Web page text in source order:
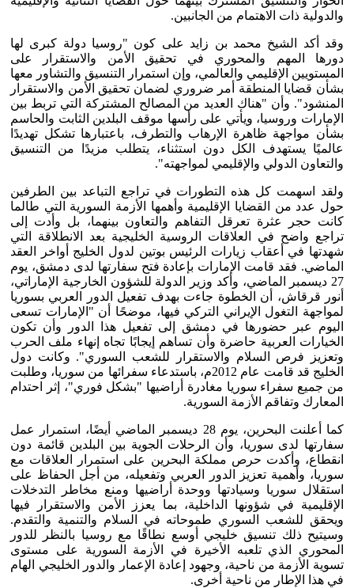
والدولية ذات الاهتمام من الجانبين.
وقد أكد الشيخ محمد بن زايد على كون "روسيا دولة كبرى لها
دورها المهم والمحوري في تحقيق الأمن والاستقرار على
المستويين الإقليمي والعالمي، وإن استمرار التنسيق والتشاور معها
بشأن قضايا المنطقة أمر ضروري لضمان تحقيق الأمن والاستقرار
المنشود". وأن "هناك العديد من المصالح المشتركة التي تربط بين
الإمارات وروسيا، ويأتي على رأسها موقف البلدين الثابت والحاسم
بشأن مواجهة ظاهرة الإرهاب والتطرف، باعتبارها تشكل تهديدًا
عالميًا يستهدف الكل دون استثناء، يتطلب مزيدًا من التنسيق
والتعاون الدولي والإقليمي لمواجهته".
ولقد اسهمت كل هذه التطورات في تراجع التباعد بين الطرفين
حول عدد من القضايا الإقليمية وأهمها الأزمة السورية التي طالما
كانت حجر عثرة تعرقل التفاهم والتعاون بينهما، بل وأدت إلى
تراجع واضح في العلاقات الروسية الخليجية بعد الانطلاقة التي
شهدتها في أعقاب زيارات الرئيس بوتين لدول الخليج أواخر العقد
الماضي. فقد قامت الإمارات بإعادة فتح سفارتها لدى دمشق، يوم
27 ديسمبر الماضي، وأكد وزير الدولة للشؤون الخارجية الإماراتي،
أنور قرقاش، أن الخطوة جاءت بهدف تفعيل الدور العربي بسوريا
لمواجهة التغول الإيراني التركي فيها، موضحًا أن "الإمارات تسعى
اليوم عبر حضورها في دمشق إلى تفعيل هذا الدور وأن تكون
الخيارات العربية حاضرة وأن تساهم إيجابًا تجاه إنهاء ملف الحرب
وتعزيز فرص السلام والاستقرار للشعب السوري". وكانت دول
الخليج قد قامت عام 2012م، باستدعاء سفرائها من سوريا، وطلبت
من جميع سفراء سوريا مغادرة أراضيها "بشكل فوري"، إثر احتدام
المعارك وتفاقم الأزمة السورية.
كما أعلنت البحرين، يوم 28 ديسمبر الماضي أيضًا، استمرار عمل
سفارتها لدى سوريا، وأن الرحلات الجوية بين البلدين قائمة دون
انقطاع، وأكدت حرص مملكة البحرين على استمرار العلاقات مع
سوريا، وأهمية تعزيز الدور العربي وتفعيله، من أجل الحفاظ على
استقلال سوريا وسيادتها ووحدة أراضيها ومنع مخاطر التدخلات
الإقليمية في شؤونها الداخلية، بما يعزز الأمن والاستقرار فيها
ويحقق للشعب السوري طموحاته في السلام والتنمية والتقدم.
وسيتيح ذلك تنسيق خليجي أوسع نطاقًا مع روسيا بالنظر للدور
المحوري الذي تلعبه الأخيرة في الأزمة السورية على مستوى
تسوية الأزمة من ناحية، وجهود إعادة الإعمار والدور الخليجي الهام
في هذا الإطار من ناحية أخرى.